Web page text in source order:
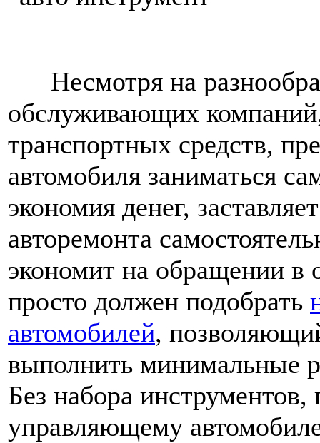
Несмотря на
обслуживающих
транспортных средств,
автомобиля заниматься
экономия денег,
авторемонта
экономит на обращении
просто должен подобрать
автомобилей,
выполнить минимальные
Без набора инструментов,
управляющему